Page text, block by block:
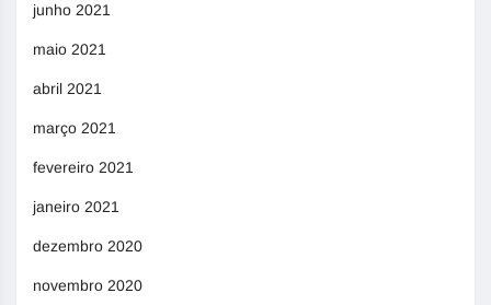
junho 2021
maio 2021
abril 2021
março 2021
fevereiro 2021
janeiro 2021
dezembro 2020
novembro 2020